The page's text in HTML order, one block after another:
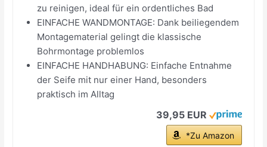
zu reinigen, ideal für ein ordentliches Bad
EINFACHE WANDMONTAGE: Dank beiliegendem
Montagematerial gelingt die klassische
Bohrmontage problemlos
EINFACHE HANDHABUNG: Einfache Entnahme
der Seife mit nur einer Hand, besonders
praktisch im Alltag
39,95 EUR
*Zu Amazon